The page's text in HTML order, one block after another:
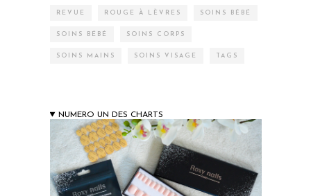
REVUE ROUGE À LÈVRES SOINS BÉBÉ
SOINS BÉBÉ SOINS CORPS
SOINS MAINS SOINS VISAGE TAGS
NUMERO UN DES CHARTS